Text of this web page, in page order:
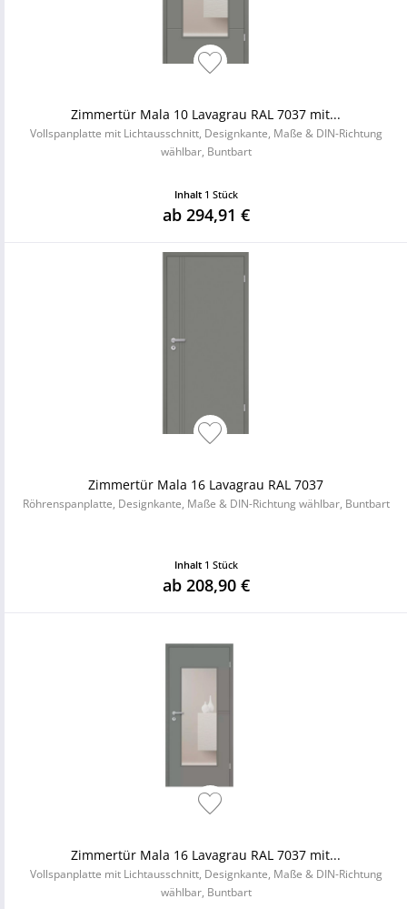
Zimmertür Mala 10 Lavagrau RAL 7037 mit...
Vollspanplatte mit Lichtausschnitt, Designkante, Maße & DIN-Richtung
wählbar, Buntbart
Inhalt 1 Stück
ab 294,91 €
Zimmertür Mala 16 Lavagrau RAL 7037
Röhrenspanplatte, Designkante, Maße & DIN-Richtung wählbar, Buntbart
Inhalt 1 Stück
ab 208,90 €
Zimmertür Mala 16 Lavagrau RAL 7037 mit...
Vollspanplatte mit Lichtausschnitt, Designkante, Maße & DIN-Richtung
wählbar, Buntbart